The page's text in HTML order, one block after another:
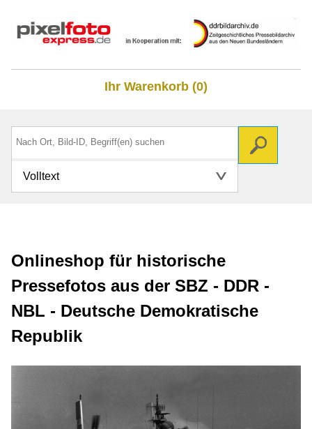
Ihr Warenkorb (0)
Volltext
Onlineshop für historische
Pressefotos aus der SBZ - DDR -
NBL - Deutsche Demokratische
Republik